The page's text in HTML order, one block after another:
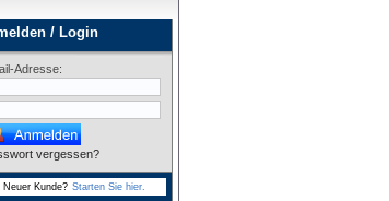
/ Login
Adresse:
vergessen?
Neuer Kunde? Starten Sie hier.